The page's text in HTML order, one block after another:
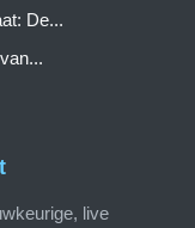
live
De...